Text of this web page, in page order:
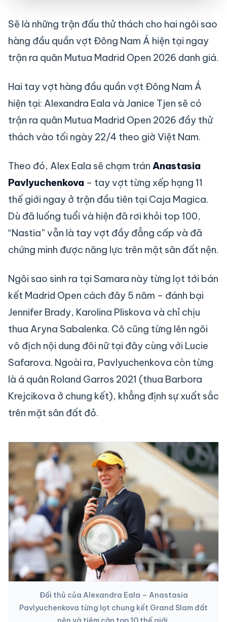
Sẽ là những trận đấu thử thách cho hai ngôi sao
hàng đầu quần vợt Đông Nam Á hiện tại ngay
trận ra quân Mutua Madrid Open 2026 danh giá.
Hai tay vợt hàng đầu quần vợt Đông Nam Á
hiện tại: Alexandra Eala và Janice Tjen sẽ có
trận ra quân Mutua Madrid Open 2026 đầy thử
thách vào tối ngày 22/4 theo giờ Việt Nam.
Theo đó, Alex Eala sẽ chạm trán Anastasia
Pavlyuchenkova – tay vợt từng xếp hạng 11
thế giới ngay ở trận đầu tiên tại Caja Magica.
Dù đã luống tuổi và hiện đã rơi khỏi top 100,
“Nastia” vẫn là tay vợt đầy đẳng cấp và đã
chứng minh được năng lực trên mặt sân đất nện.
Ngôi sao sinh ra tại Samara này từng lọt tới bán
kết Madrid Open cách đây 5 năm – đánh bại
Jennifer Brady, Karolina Pliskova và chỉ chịu
thua Aryna Sabalenka. Cô cũng từng lên ngôi
vô địch nội dung đôi nữ tại đây cùng với Lucie
Safarova. Ngoài ra, Pavlyuchenkova còn từng
là á quân Roland Garros 2021 (thua Barbora
Krejcikova ở chung kết), khẳng định sự xuất sắc
trên mặt sân đất đỏ.
Đối thủ của Alexandra Eala – Anastasia
Pavlyuchenkova từng lọt chung kết Grand Slam đất